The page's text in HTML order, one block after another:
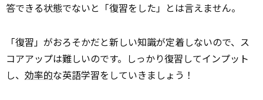
答できる状態でないと「復習をした」とは言えません。
「復習」がおろそかだと新しい知識が定着しないので、ス
コアアップは難しいのです。しっかり復習してインプット
し、 効率的な英語学習をしていきましょう！